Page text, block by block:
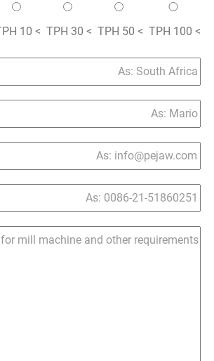
> 100 TPH
> 50 TPH
> 30 TPH
> 10 TPH